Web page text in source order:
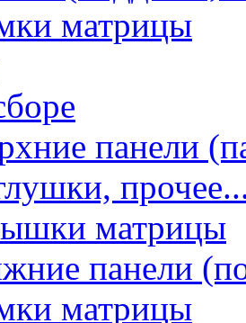
матрицы
панели
матрицы
панели
матрицы